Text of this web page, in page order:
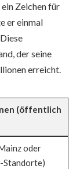
Zeichen für
er einmal
der seine
erreicht.
(öffentlich
oder
Standorte)